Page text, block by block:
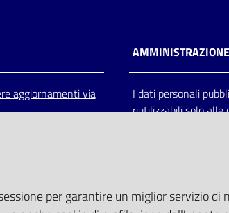
aggiornamenti via
I dati personali
riutilizzabili solo alle
per garantire un miglior servizio